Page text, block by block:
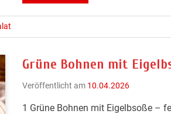
Grüne Bohnen mit
Veröffentlicht am 10.04.2026
1 Grüne Bohnen mit Eigelbsoße –